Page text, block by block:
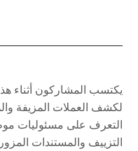
يكتسب المشاركون أثناء
لكشف العملات المزيفة
التعرف على مسئوليات
التزييف والمستندات